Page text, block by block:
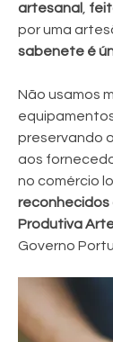
artesanal
por uma
sabenete é
Não usamos
preservando
aos
no comércio
reconhecidos
Produtiva
Governo